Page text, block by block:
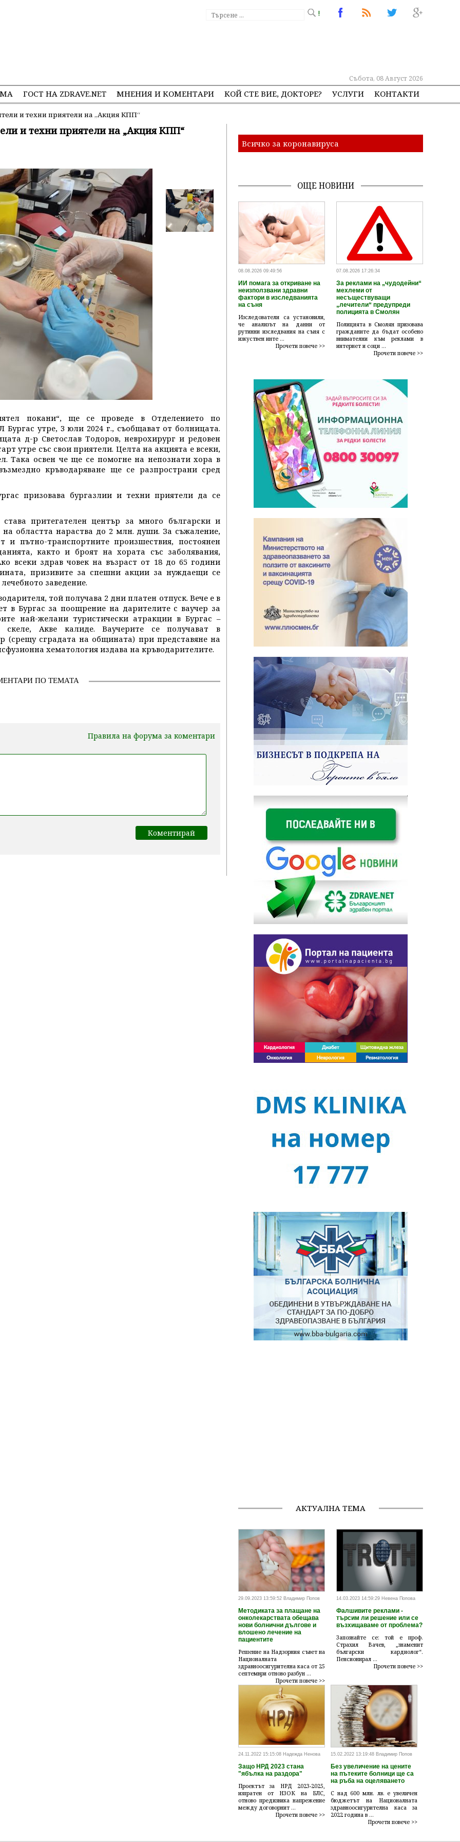
!
Събота, 08 Август 2026
ГОСТ НА ZDRAVE.NET МНЕНИЯ И КОМЕНТАРИ КОЙ СТЕ ВИЕ, ДОКТОРЕ? УСЛУГИ КОНТАКТИ
и техни приятели на „Акция КПП“
и техни приятели на „Акция КПП“
покани“, ще се проведе в Отделението по
утре, 3 юли 2024 г., съобщават от болницата.
д-р Светослав Тодоров, неврохирург и редовен
утре със свои приятели. Целта на акцията е всеки,
Така освен че ще се помогне на непознати хора в
кръводаряване ще се разпространи сред
призовава бургазлии и техни приятели да се
притегателен център за много български и
областта нараства до 2 млн. души. За съжаление,
и пътно-транспортните произшествия, постоянен
както и броят на хората със заболявания,
всеки здрав човек на възраст от 18 до 65 години
призивите за спешни акции за нуждаещи се
заведение.
той получава 2 дни платен отпуск. Вече е в
в Бургас за поощрение на дарителите с ваучер за
най-желани туристически атракции в Бургас –
скеле, Акве калиде. Ваучерите се получават в
(срещу сградата на общината) при представяне на
хематология издава на кръводарителите.
ПО ТЕМАТА
Правила на форума за коментари
Всичко за коронавируса
ОЩЕ НОВИНИ
08.08.2026 09:49:56
ИИ помага за откриване на
неизползвани здравни
фактори в изследванията
на съня
Изследователи са установили,
че анализът на данни от
рутинни изследвания на съня с
изкуствен инте ...
Прочети повече >>
07.08.2026 17:26:34
За реклами на „чудодейни“
мехлеми от
несъществуващи
„лечители“ предупреди
полицията в Смолян
Полицията в Смолян призовава
гражданите да бъдат особено
внимателни към реклами в
интернет и соци ...
Прочети повече >>
АКТУАЛНА ТЕМА
29.09.2023 13:59:52 Владимир Попов
Методиката за плащане на
онколекарствата обещава
нови болнични дългове и
влошено лечение на
пациентите
Решение на Надзорния съвет на
Националната
здравноосигурителна каса от 25
септември отново разбун ...
Прочети повече >>
14.03.2023 14:59:29 Невена Попова
Фалшивите реклами -
търсим ли решение или се
възхищаваме от проблема?
Запознайте се: той е проф.
Страхил Вачев, „знаменит
български кардиолог“.
Пенсионирал ...
Прочети повече >>
24.11.2022 15:15:08 Надежда Ненова
Защо НРД 2023 стана
"ябълка на раздора"
Проектът за НРД 2023-2025,
изпратен от НЗОК на БЛС,
отново предизвика напрежение
между договорнит ...
Прочети повече >>
15.02.2022 13:19:48 Владимир Попов
Без увеличение на цените
на пътеките болници ще са
на ръба на оцеляването
С над 600 млн. лв. е увеличен
бюджетът на Националната
здравноосигурителна каса за
2022 година в ...
Прочети повече >>